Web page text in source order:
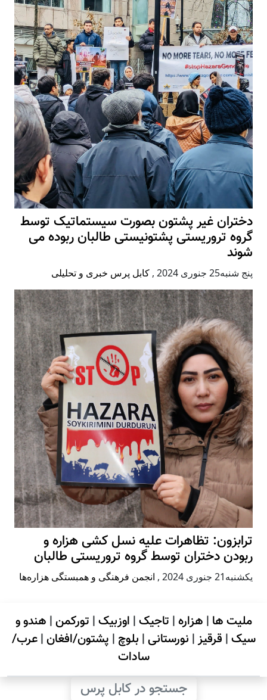
دختران غیر پشتون بصورت سیستماتیک توسط
گروه تروریستی پشتونیستی طالبان ربوده می
شوند
پنج شنبه25 جنوری 2024 , کابل پرس خبری و تحلیلی
ترابزون: تظاهرات علیه نسل کشی هزاره و
ربودن دختران توسط گروه تروریستی طالبان
يكشنبه21 جنوری 2024 , انجمن فرهنگی و همبستگی هزاره‌ها
ملیت ها | هزاره| تاجیک| اوزبیک| تورکمن| هندو و
سیک| قرقیز| نورستانی| بلوچ | پشتون/افغان|عرب/
سادات
جستجو در کابل پرس